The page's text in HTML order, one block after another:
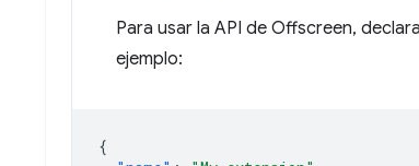
Para usar la API de Offscreen,
ejemplo:
{